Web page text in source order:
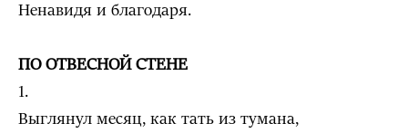
Ненавидя и благодаря.
ПО ОТВЕСНОЙ СТЕНЕ
1.
Выглянул месяц, как тать из тумана,